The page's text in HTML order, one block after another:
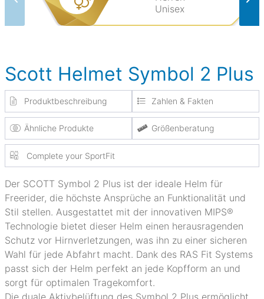
Unisex
Scott Helmet Symbol 2 Plus
Produktbeschreibung Zahlen & Fakten
Ähnliche Produkte Größenberatung
Complete your SportFit
Der SCOTT Symbol 2 Plus ist der ideale Helm für
Freerider, die höchste Ansprüche an Funktionalität und
Stil stellen. Ausgestattet mit der innovativen MIPS®
Technologie bietet dieser Helm einen herausragenden
Schutz vor Hirnverletzungen, was ihn zu einer sicheren
Wahl für jede Abfahrt macht. Dank des RAS Fit Systems
passt sich der Helm perfekt an jede Kopfform an und
sorgt für optimalen Tragekomfort.
Die duale Aktivbelüftung des Symbol 2 Plus ermöglicht